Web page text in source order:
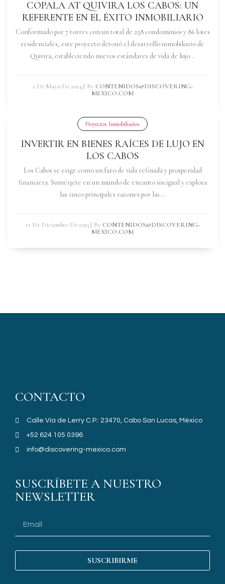
COPALA AT QUIVIRA LOS CABOS: UN
REFERENTE EN EL ÉXITO INMOBILIARIO
Conformado por 7 torres con un total de 258 condominios y 86 lotes
residenciales, este proyecto detonó el desarrollo inmobiliario de
Quivira, estableciendo nuevos estándares de vida de lujo...
2 De Mayo De 2024| By CONTENIDOS@DISCOVERING-
MEXICO.COM
Proyectos Inmobiliarios
INVERTIR EN BIENES RAÍCES DE LUJO EN
LOS CABOS
Los Cabos se erige como un faro de vida refinada y prosperidad
financiera. Sumérjete en un mundo de encanto sin igual y explora
las cinco principales razones por las...
11 De Diciembre De 2023| By CONTENIDOS@DISCOVERING-
MEXICO.COM
CONTACTO
Calle Vía de Lerry C.P.: 23470, Cabo San Lucas, México
+52 624 105 0396
info@discovering-mexico.com
SUSCRÍBETE A NUESTRO
NEWSLETTER
SUSCRIBIRME